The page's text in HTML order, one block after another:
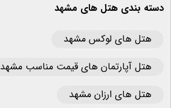
دسته بندی هتل های مشهد
هتل های لوکس مشهد
هتل آپارتمان های قیمت مناسب مشهد
هتل های ارزان مشهد